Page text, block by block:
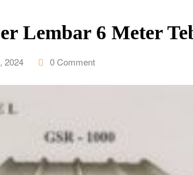
Lembar 6 Meter
2024 0 Comment